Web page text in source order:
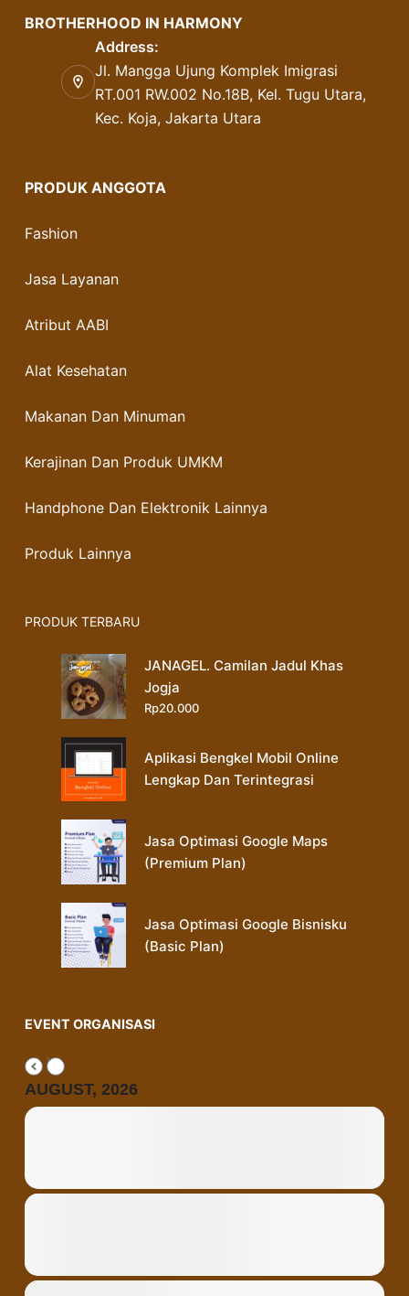
BROTHERHOOD IN HARMONY
Address:
Jl. Mangga Ujung Komplek Imigrasi
RT.001 RW.002 No.18B, Kel. Tugu Utara,
Kec. Koja, Jakarta Utara
PRODUK ANGGOTA
Fashion
Jasa Layanan
Atribut AABI
Alat Kesehatan
Makanan Dan Minuman
Kerajinan Dan Produk UMKM
Handphone Dan Elektronik Lainnya
Produk Lainnya
PRODUK TERBARU
JANAGEL. Camilan Jadul Khas
Jogja
Rp20.000
Aplikasi Bengkel Mobil Online
Lengkap Dan Terintegrasi
Jasa Optimasi Google Maps
(Premium Plan)
Jasa Optimasi Google Bisnisku
(Basic Plan)
EVENT ORGANISASI
AUGUST, 2026